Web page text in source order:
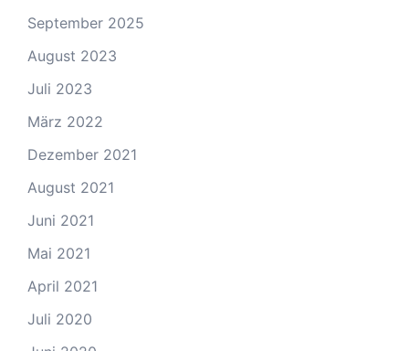
September 2025
August 2023
Juli 2023
März 2022
Dezember 2021
August 2021
Juni 2021
Mai 2021
April 2021
Juli 2020